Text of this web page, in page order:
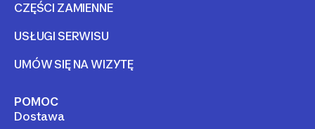
CZĘŚCI ZAMIENNE
USŁUGI SERWISU
UMÓW SIĘ NA WIZYTĘ
POMOC
Dostawa